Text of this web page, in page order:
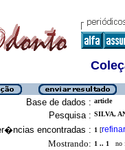
Base de dados : article
Pesquisa : SILVA,
encontradas : 1 [refinar
Mostrando: 1 .. 1 no